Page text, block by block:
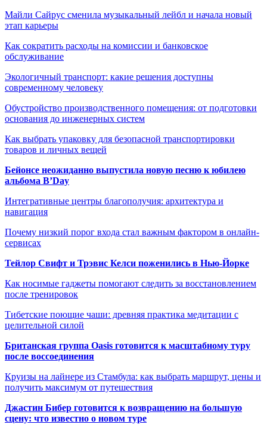
Майли Сайрус сменила музыкальный лейбл и начала новый
этап карьеры
Как сократить расходы на комиссии и банковское
обслуживание
Экологичный транспорт: какие решения доступны
современному человеку
Обустройство производственного помещения: от подготовки
основания до инженерных систем
Как выбрать упаковку для безопасной транспортировки
товаров и личных вещей
Бейонсе неожиданно выпустила новую песню к юбилею
альбома B’Day
Интегративные центры благополучия: архитектура и
навигация
Почему низкий порог входа стал важным фактором в онлайн-
сервисах
Тейлор Свифт и Трэвис Келси поженились в Нью-Йорке
Как носимые гаджеты помогают следить за восстановлением
после тренировок
Тибетские поющие чаши: древняя практика медитации с
целительной силой
Британская группа Oasis готовится к масштабному туру
после воссоединения
Круизы на лайнере из Стамбула: как выбрать маршрут, цены и
получить максимум от путешествия
Джастин Бибер готовится к возвращению на большую
сцену: что известно о новом туре